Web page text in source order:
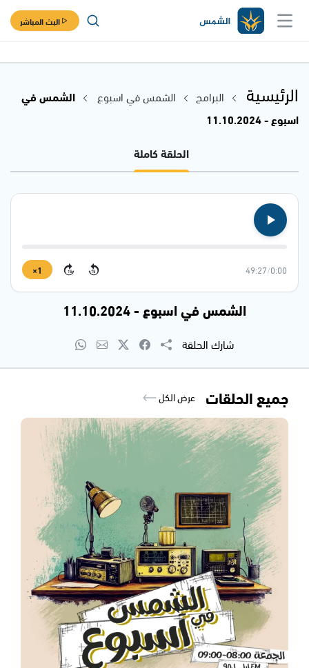
البث المباشر
الرئيسية البرامج الشمس في اسبوع
الشمس في
اسبوع - 11.10.2024
الحلقة كاملة
0:00
/
49:27
15
15
1×
الشمس في اسبوع - 11.10.2024
شارك الحلقة
جميع الحلقات عرض الكل